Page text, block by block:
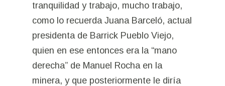
tranquilidad y trabajo, mucho trabajo,
como lo recuerda Juana Barceló, actual
presidenta de Barrick Pueblo Viejo,
quien en ese entonces era la “mano
derecha” de Manuel Rocha en la
minera, y que posteriormente le diría